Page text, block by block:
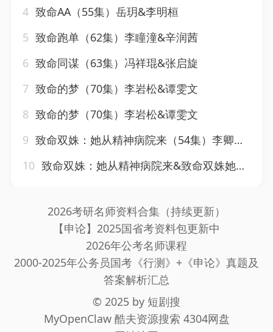
4 致命AA（55集）岳玥&李明桓
5 致命跑单（62集）李瞳潼&辛润茜
6 致命同谋（63集）冯祥琨&张启旋
7 致命的梦（70集）李岩松&谭雯文
8 致命的梦（70集）李岩松&谭雯文
9 致命双姝：她从精神病院来（54集）李卿尔&凌钰雯
10 致命双姝：她从精神病院来&致命双姝她从精神病院来（54集）李卿尔&凌钰雯
2026考研名师资料合集（持续更新）
【申论】2025国省考资料包更新中
2026年公考名师课程
2000-2025年公务员国考《行测》+《申论》真题及
答案解析汇总
© 2025 by 短剧搜
MyOpenClaw酷夫资源搜索 4304网盘